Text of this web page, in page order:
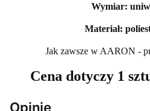
Wymiar:
Materiał:
Jak zawsze w AARON -
Cena dotyczy 1
Opinie